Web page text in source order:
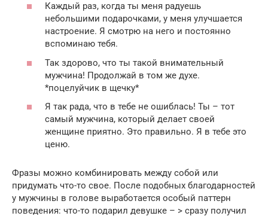
Каждый раз, когда ты меня радуешь
небольшими подарочками, у меня улучшается
настроение. Я смотрю на него и постоянно
вспоминаю тебя.
Так здорово, что ты такой внимательный
мужчина! Продолжай в том же духе.
*поцелуйчик в щечку*
Я так рада, что в тебе не ошиблась! Ты – тот
самый мужчина, который делает своей
женщине приятно. Это правильно. Я в тебе это
ценю.
Фразы можно комбинировать между собой или
придумать что-то свое. После подобных благодарностей
у мужчины в голове выработается особый паттерн
поведения: что-то подарил девушке – > сразу получил